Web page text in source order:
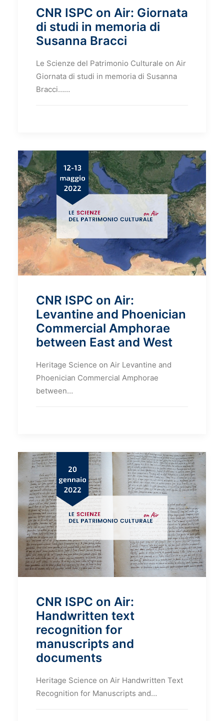
CNR ISPC on Air: Giornata
di studi in memoria di
Susanna Bracci
Le Scienze del Patrimonio Culturale on Air
Giornata di studi in memoria di Susanna
Bracci……
CNR ISPC on Air:
Levantine and Phoenician
Commercial Amphorae
between East and West
Heritage Science on Air Levantine and
Phoenician Commercial Amphorae
between…
CNR ISPC on Air:
Handwritten text
recognition for
manuscripts and
documents
Heritage Science on Air Handwritten Text
Recognition for Manuscripts and…